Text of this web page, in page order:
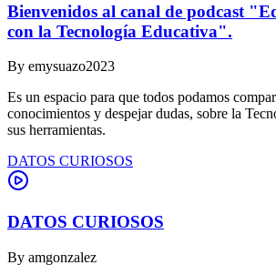
Bienvenidos al canal de podcast
con la Tecnología Educativa".
By emysuazo2023
Es un espacio para que todos podamos
conocimientos y despejar dudas, sobre la
sus herramientas.
DATOS CURIOSOS
DATOS CURIOSOS
By amgonzalez